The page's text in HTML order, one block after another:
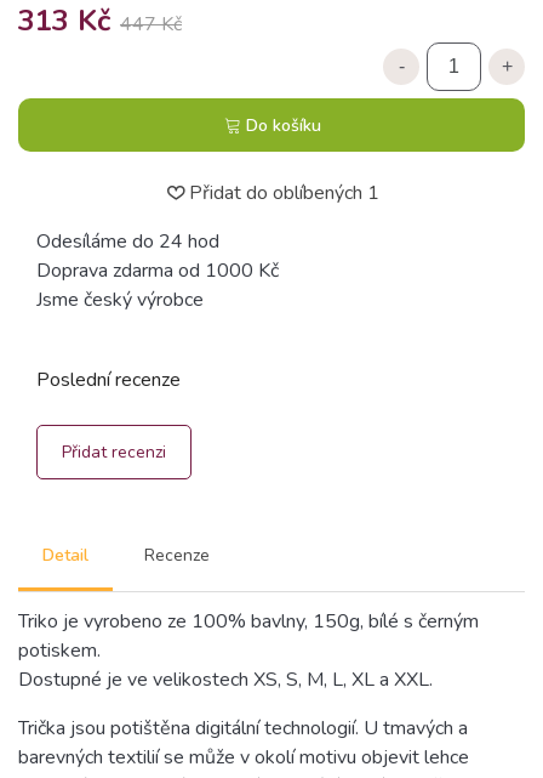
313 Kč 447 Kč
- +
Do košíku
Přidat do oblíbených 1
Odesíláme do 24 hod
Doprava zdarma od 1000 Kč
Jsme český výrobce
Detail Recenze
Triko je vyrobeno ze 100% bavlny, 150g, bílé s černým
potiskem.
Dostupné je ve velikostech XS, S, M, L, XL a XXL.
Trička jsou potištěna digitální technologií. U tmavých a
barevných textilií se může v okolí motivu objevit lehce
Poslední recenze
Přidat recenzi